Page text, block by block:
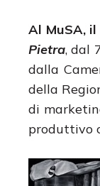
Al MuSA,
Pietra, dal
dalla
della
di
produttivo